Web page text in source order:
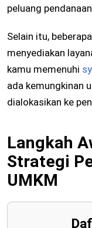
peluang
Selain itu,
menyediakan
kamu memenuhi
ada kemungkinan
dialokasikan ke
Langkah
Strategi
UMKM